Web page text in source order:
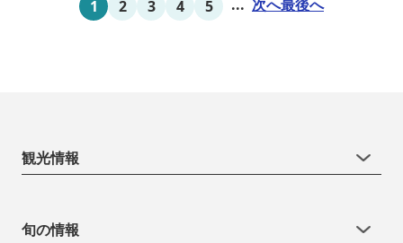
たせ湯を備えた「くのいちの...
1 2 3 4 5 ... 次へ最後へ
観光情報
旬の情報